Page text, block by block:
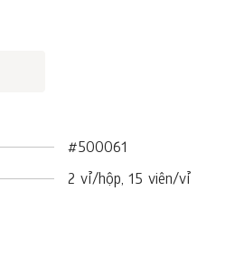
#500061
2 vỉ/hộp, 15 viên/vỉ